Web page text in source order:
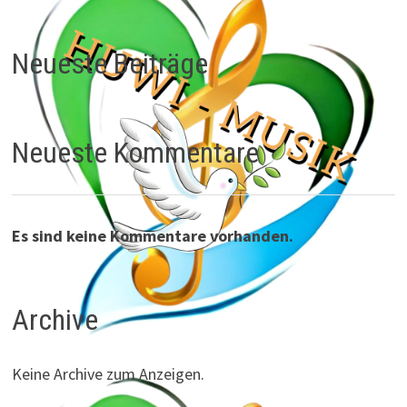
Neueste Beiträge
Neueste Kommentare
Es sind keine Kommentare vorhanden.
Archive
Keine Archive zum Anzeigen.